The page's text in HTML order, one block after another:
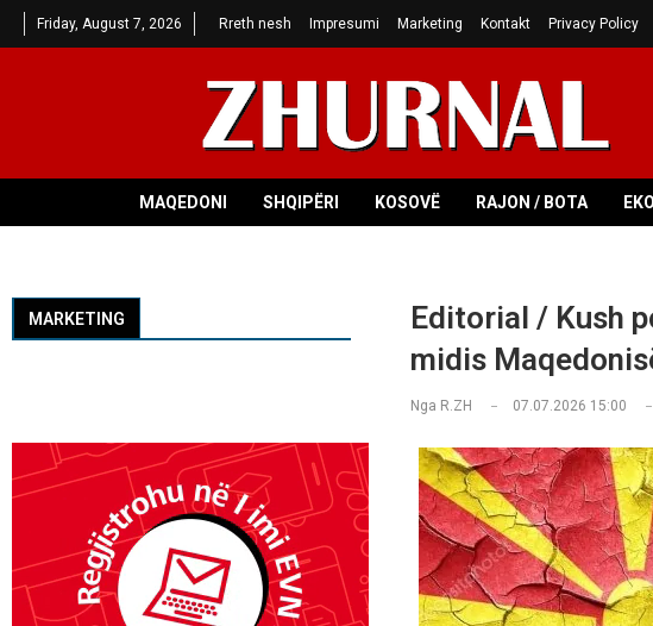
Friday, August 7, 2026 Rreth nesh Impresumi Marketing Kontakt Privacy Policy
MAQEDONI SHQIPËRI KOSOVË RAJON / BOTA
Editorial / Kush
midis
Nga R.ZH 07.07.2026 15:00
MARKETING